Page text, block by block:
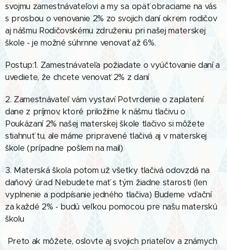
svojmu zamestnávateľovi a my sa opäť obraciame na vás
s prosbou o venovanie 2% zo svojich daní okrem rodičov
aj nášmu Rodičovskému združeniu pri našej materskej
škole - je možné súhrnne venovať až 6%.
Postup:1. Zamestnávateľa požiadate o vyúčtovanie daní a
uvediete, že chcete venovať 2% z daní
2. Zamestnávateľ vám vystaví Potvrdenie o zaplatení
dane z príjmov, ktoré priložíme k nášmu tlačivu o
Poukázaní 2% našej materskej škole tlačivo si môžete
stiahnuť tu, ale máme pripravené tlačivá aj v materskej
škole (prípadne pošlem na mail)
3. Materská škola potom už všetky tlačivá odovzdá na
daňový úrad Nebudete mať s tým žiadne starosti (len
vyplnenie a podpísanie jedného tlačiva) Budeme vďační
za každé 2% - budú veľkou pomocou pre našu materskú
školu
Preto ak môžete, oslovte aj svojich priateľov a známych